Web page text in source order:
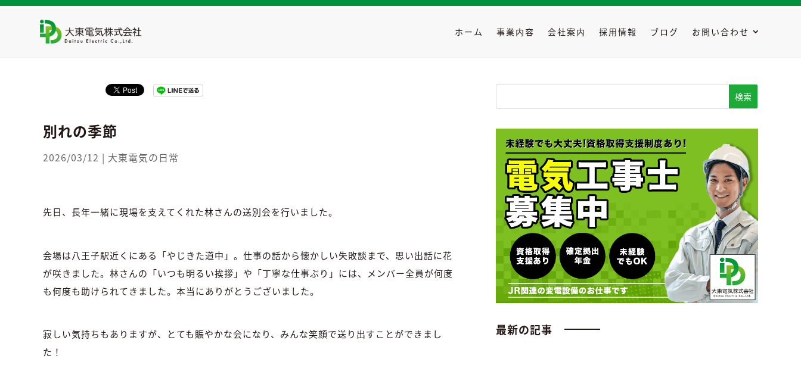
ホーム 事業内容 会社案内 採用情報 ブログ
お問い合わせ
別れの季節
2026/03/12 | 大東電気の日常
先日、長年一緒に現場を支えてくれた林さんの送別会を行いました。
会場は八王子駅近くにある「やじきた道中」。仕事の話から懐かしい失敗談まで、思い出話に花
が咲きました。林さんの「いつも明るい挨拶」や「丁寧な仕事ぶり」には、メンバー全員が何度
も何度も助けられてきました。本当にありがとうございました。
寂しい気持ちもありますが、とても賑やかな会になり、みんな笑顔で送り出すことができまし
た！
最新の記事